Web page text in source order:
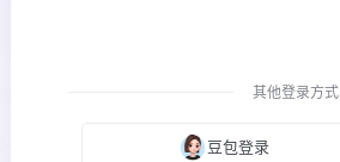
其他登录方式
豆包登录